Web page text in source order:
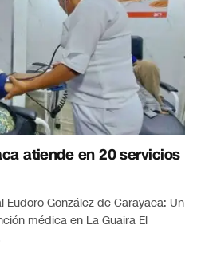
atiende en 20 servicios
Eudoro González de Carayaca: Un
médica en La Guaira El